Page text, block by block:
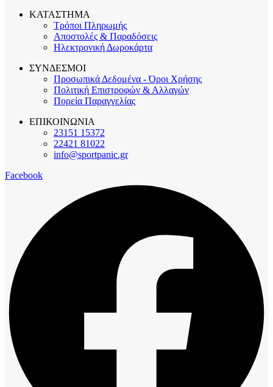
ΚΑΤΑΣΤΗΜΑ
Τρόποι Πληρωμής
Αποστολές & Παραδόσεις
Ηλεκτρονική Δωροκάρτα
ΣΥΝΔΕΣΜΟΙ
Προσωπικά Δεδομένα - Όροι Χρήσης
Πολιτική Επιστροφών & Αλλαγών
Πορεία Παραγγελίας
ΕΠΙΚΟΙΝΩΝΙΑ
23151 15372
22421 81022
info@sportpanic.gr
Facebook